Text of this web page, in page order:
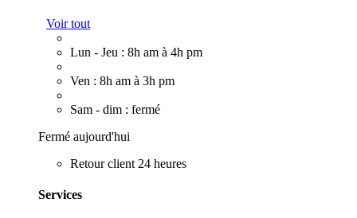
Voir tout
Lun - Jeu : 8h am à 4h pm
Ven : 8h am à 3h pm
Sam - dim : fermé
Fermé aujourd'hui
Retour client 24 heures
Services